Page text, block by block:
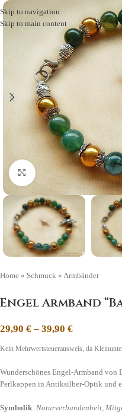
Skip to navigation
Skip to main content
Click to enlarge
Home » Schmuck » Armbänder
Engel Armband
29,90 €– 39,90 €
Kein Mehrwertsteuerausweis, da
Wunderschönes Engel-Armband von
Perlkappen in Antiksilber-Optik und
Symbolik: Naturverbundenheit,